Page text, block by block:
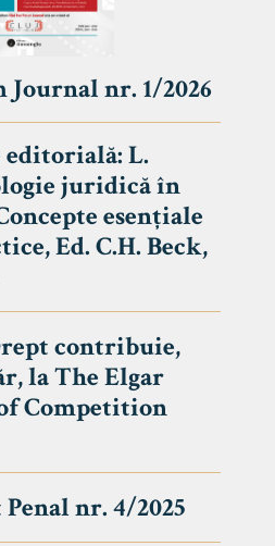
nr. 1/2026
editorială: L.
juridică în
esențiale
Ed. C.H. Beck,
contribuie,
la The Elgar
Competition
nr. 4/2025